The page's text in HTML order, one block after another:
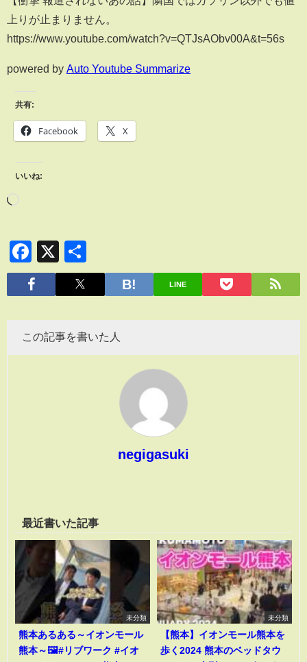
上りが止まりません。
https://www.youtube.com/watch?v=QTJsAObv00A&t=56s
powered by Auto Youtube Summarize
共有:
Facebook X
いいね:
Facebook
X
有
LINE
この記事を書いた人
negigasuki
最近書いた記事
未分類
熊本あるある～イオンモール
熊本～🖼️#リブワーク #イオ
未分類
【熊本】イオンモール熊本を
歩く2024 熊本のベッドタウ